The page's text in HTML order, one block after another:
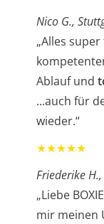
Nico G.,
„Alles
Ablauf und
...auch für
wieder.“
★★★★★
Friederike
„Liebe
mir meinen